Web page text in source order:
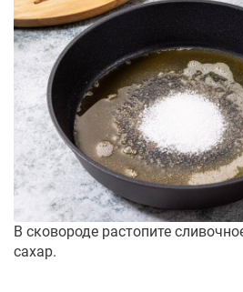
В сковороде растопите
сахар.